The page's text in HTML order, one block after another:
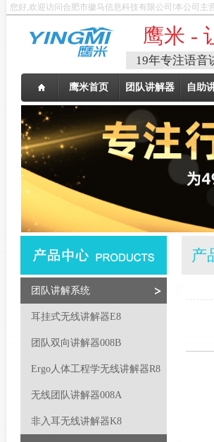
您好,欢迎访问合肥市徽马信息科技有限公司!本公司主
鹰米 -
19年专注语音
鹰米首页 团队讲解器 自助
团队讲解系统
耳挂式无线讲解器E8
团队双向讲解器008B
Ergo人体工程学无线讲解器R8
无线团队讲解器008A
非入耳无线讲解器K8
产